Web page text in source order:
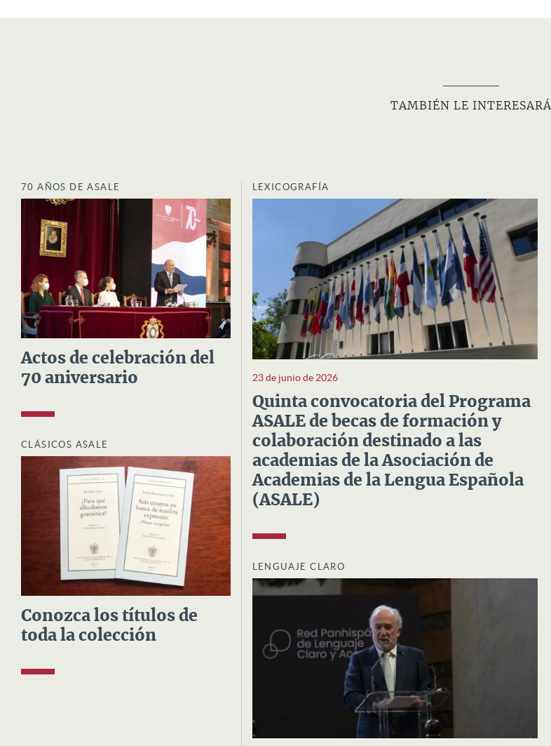
TAMBIÉN LE INTERESARÁ
70 AÑOS DE ASALE
Actos de celebración del
70 aniversario
CLÁSICOS ASALE
Conozca los títulos de
toda la colección
LEXICOGRAFÍA
23 de junio de 2026
Quinta convocatoria del Programa
ASALE de becas de formación y
colaboración destinado a las
academias de la Asociación de
Academias de la Lengua Española
(ASALE)
LENGUAJE CLARO